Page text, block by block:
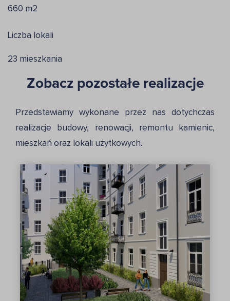
660 m2
Liczba lokali
23 mieszkania
Zobacz pozostałe realizacje
Przedstawiamy wykonane przez nas dotychczas
realizacje budowy, renowacji, remontu kamienic,
mieszkań oraz lokali użytkowych.